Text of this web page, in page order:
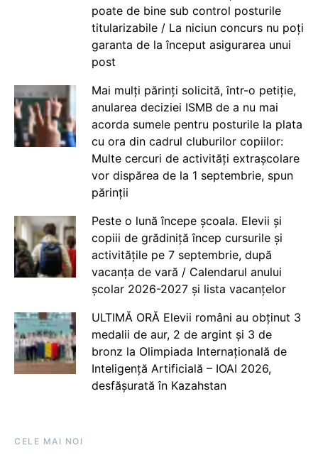
poate de bine sub control posturile
titularizabile / La niciun concurs nu poți
garanta de la început asigurarea unui
post
Mai mulți părinți solicită, într-o petiție,
anularea deciziei ISMB de a nu mai
acorda sumele pentru posturile la plata
cu ora din cadrul cluburilor copiilor:
Multe cercuri de activități extrașcolare
vor dispărea de la 1 septembrie, spun
părinții
Peste o lună începe școala. Elevii și
copiii de grădiniță încep cursurile și
activitățile pe 7 septembrie, după
vacanța de vară / Calendarul anului
școlar 2026-2027 și lista vacanțelor
ULTIMĂ ORĂ Elevii români au obținut 3
medalii de aur, 2 de argint și 3 de
bronz la Olimpiada Internațională de
Inteligență Artificială – IOAI 2026,
desfășurată în Kazahstan
CELE MAI NOI